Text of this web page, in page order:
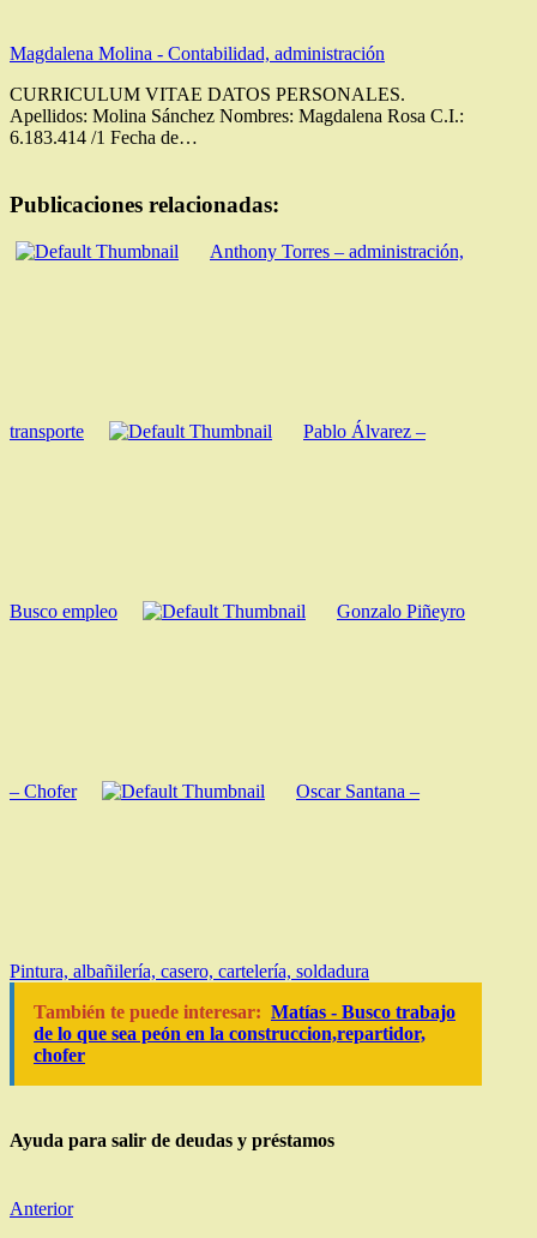
Magdalena Molina - Contabilidad, administración
CURRICULUM VITAE DATOS PERSONALES.
Apellidos: Molina Sánchez Nombres: Magdalena Rosa C.I.:
6.183.414 /1 Fecha de…
Publicaciones relacionadas:
Anthony Torres – administración,
transporte Pablo Álvarez –
Busco empleo Gonzalo Piñeyro
– Chofer Oscar Santana –
Pintura, albañilería, casero, cartelería, soldadura
También te puede interesar: Matías - Busco trabajo
de lo que sea peón en la construccion,repartidor,
chofer
Ayuda para salir de deudas y préstamos
Anterior